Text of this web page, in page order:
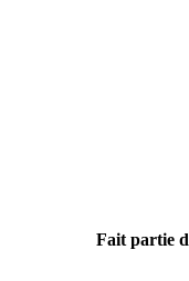
Fait partie